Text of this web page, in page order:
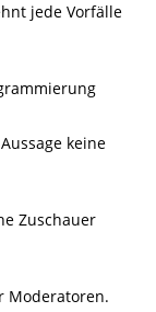
jede Vorfälle
keine
Zuschauer
Moderatoren.